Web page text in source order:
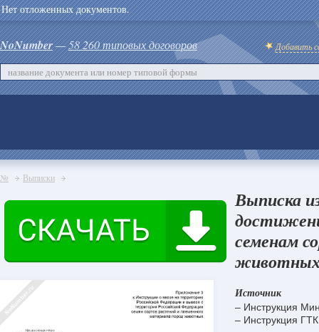
Нет отложенных документов.
NoNumber—58 260 типовых договоров Добавить
№ Выписки
Выписка
семенам
животных
Источник
– Инструкция
– Инструкция